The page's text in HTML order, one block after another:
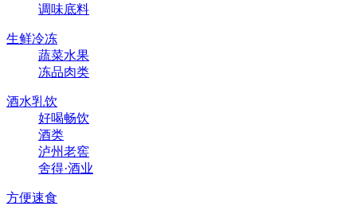
调味底料
生鲜冷冻
蔬菜水果
冻品肉类
酒水乳饮
好喝畅饮
酒类
泸州老窖
舍得·酒业
方便速食